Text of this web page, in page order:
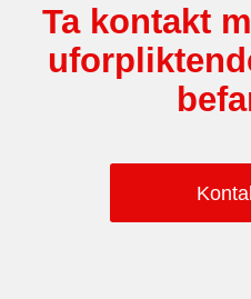
Ta kontakt